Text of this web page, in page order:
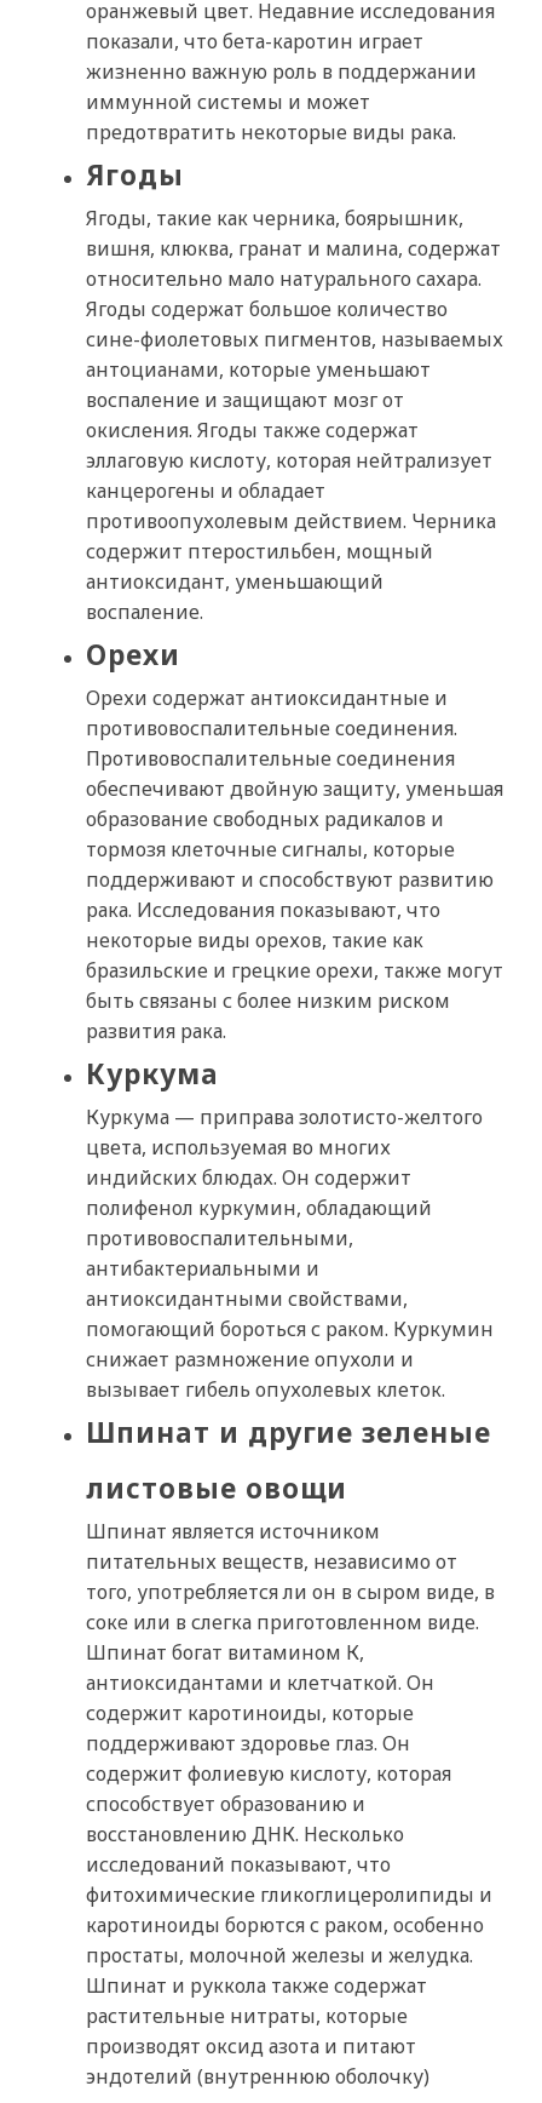
оранжевый цвет. Недавние исследования
показали, что бета-каротин играет
жизненно важную роль в поддержании
иммунной системы и может
предотвратить некоторые виды рака.
Ягоды
Ягоды, такие как черника, боярышник,
вишня, клюква, гранат и малина, содержат
относительно мало натурального сахара.
Ягоды содержат большое количество
сине-фиолетовых пигментов, называемых
антоцианами, которые уменьшают
воспаление и защищают мозг от
окисления. Ягоды также содержат
эллаговую кислоту, которая нейтрализует
канцерогены и обладает
противоопухолевым действием. Черника
содержит птеростильбен, мощный
антиоксидант, уменьшающий
воспаление.
Орехи
Орехи содержат антиоксидантные и
противовоспалительные соединения.
Противовоспалительные соединения
обеспечивают двойную защиту, уменьшая
образование свободных радикалов и
тормозя клеточные сигналы, которые
поддерживают и способствуют развитию
рака. Исследования показывают, что
некоторые виды орехов, такие как
бразильские и грецкие орехи, также могут
быть связаны с более низким риском
развития рака.
Куркума
Куркума — приправа золотисто-желтого
цвета, используемая во многих
индийских блюдах. Он содержит
полифенол куркумин, обладающий
противовоспалительными,
антибактериальными и
антиоксидантными свойствами,
помогающий бороться с раком. Куркумин
снижает размножение опухоли и
вызывает гибель опухолевых клеток.
Шпинат и другие зеленые
листовые овощи
Шпинат является источником
питательных веществ, независимо от
того, употребляется ли он в сыром виде, в
соке или в слегка приготовленном виде.
Шпинат богат витамином К,
антиоксидантами и клетчаткой. Он
содержит каротиноиды, которые
поддерживают здоровье глаз. Он
содержит фолиевую кислоту, которая
способствует образованию и
восстановлению ДНК. Несколько
исследований показывают, что
фитохимические гликоглицеролипиды и
каротиноиды борются с раком, особенно
простаты, молочной железы и желудка.
Шпинат и руккола также содержат
растительные нитраты, которые
производят оксид азота и питают
эндотелий (внутреннюю оболочку)